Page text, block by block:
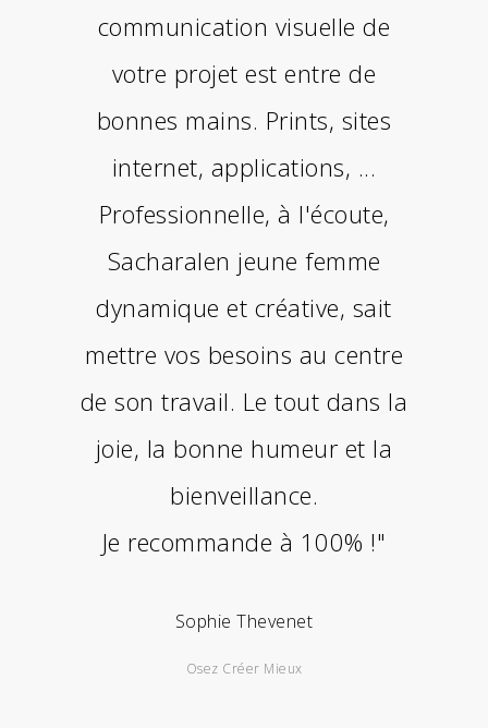
communication visuelle de
votre projet est entre de
bonnes mains. Prints, sites
internet, applications, ...
Professionnelle, à l'écoute,
Sacharalen jeune femme
dynamique et créative, sait
mettre vos besoins au centre
de son travail. Le tout dans la
joie, la bonne humeur et la
bienveillance.
Je recommande à 100% !"
Sophie Thevenet
Osez Créer Mieux